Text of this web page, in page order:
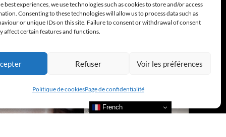
best experiences, we use technologies such as cookies to store and/or access
Consenting to these technologies will allow us to process data such as
or unique IDs on this site. Failure to consent or withdrawal of consent
affect certain features and functions.
Refuser Voir les préférences
Politique de cookiesPage de confidentialité
French